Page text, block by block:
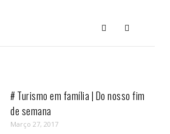
# Turismo em família | Do nosso fim
de semana
Março 27, 2017